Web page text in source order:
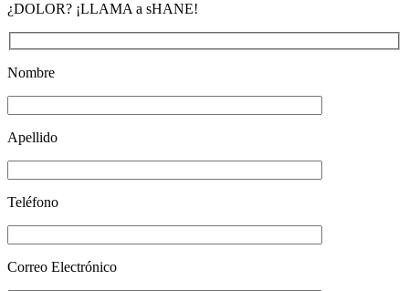
¿DOLOR? ¡LLAMA a sHANE!
Nombre
Apellido
Teléfono
Correo Electrónico